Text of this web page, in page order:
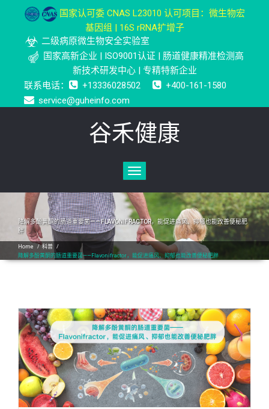
国家认可委 CNAS L23010 认可项目：微生物宏
基因组 | 16S rRNA扩增子
二级病原微生物安全实验室
国家高新企业 | ISO9001认证 | 肠道健康精准检测高
新技术研发中心 | 专精特新企业
联系电话：
+13336028502
+400-161-1580
service@guheinfo.com
谷禾健康
Toggle
navigation
降解多酚黄酮的肠道重要菌——FLAVONIFRACTOR，能促进痛风、抑郁也能改善便秘肥
胖
Home /科普 /
降解多酚黄酮的肠道重要菌——Flavonifractor，能促进痛风、抑郁也能改善便秘肥胖